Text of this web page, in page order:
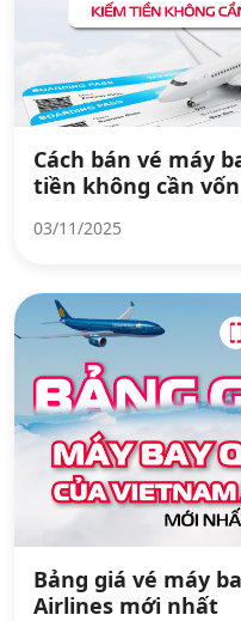
Cách bán vé máy
tiền không cần
03/11/2025
Bảng giá vé máy
Airlines mới nhất